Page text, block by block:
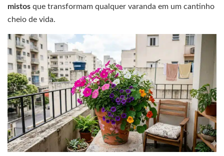
mistos que transformam qualquer varanda em um cantinho
cheio de vida.